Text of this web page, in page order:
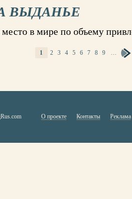
ВЫДАНЬЕ
место в мире по объему
1 2 3 4 5 6 7 8 9 …
О проекте Контакты Реклама